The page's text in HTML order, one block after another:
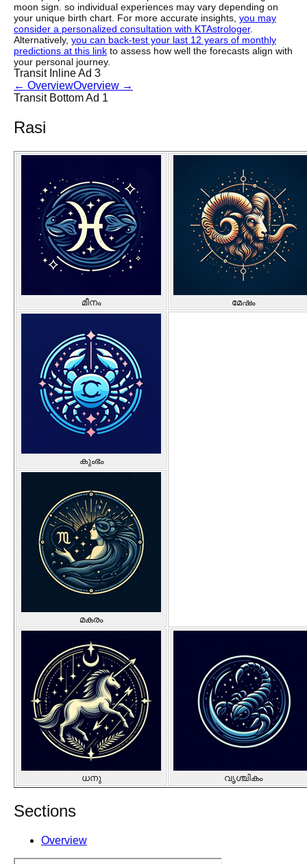
moon sign. so individual experiences may vary depending on
your unique birth chart. For more accurate insights, you may
consider a personalized consultation with KTAstrologer.
Alternatively, you can back-test your last 12 years of monthly
predictions at this link to assess how well the forecasts align with
your personal journey.
Transit Inline Ad 3
← OverviewOverview →
Transit Bottom Ad 1
Rasi
മീനം മേഷം
കുംഭം
മകരം
ധനു വൃശ്ചികം
Sections
Overview